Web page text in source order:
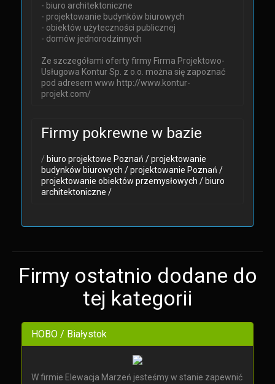
- biuro architektoniczne
- projektowanie budynków biurowych
- obiektów użyteczności publicznej
- domów jednorodzinnych
Ze szczegółami oferty firmy Firma Projektowo-
Usługowa Kontur Sp. z o.o. można się zapoznać
pod adresem www http://www.kontur-
projekt.com/
Firmy pokrewne w bazie
/ biuro projektowe Poznań /projektowanie
budynków biurowych /projektowanie Poznań /
projektowanie obiektów przemysłowych / biuro
architektoniczne /
Firmy ostatnio dodane do
tej kategorii
HOBO / Białystok
W firmie Elewacja Marzeń jesteśmy w stanie zapewnić